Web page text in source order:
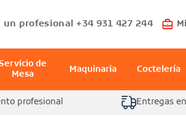
un profesional +34 931 427 244
de
Mesa
Maquinaria Coctelería
profesional Entregas